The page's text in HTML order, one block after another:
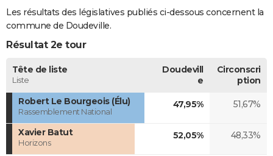
Bricolage
Lifestyle
Culture
Sport
Auto
Television
Voyage
Cinema
Les résultats des législatives publiés ci-dessous concernent la
commune de Doudeville.
Résultat 2e tour
Tête de liste
Liste
Doudevill
e
Circonscri
ption
Robert Le Bourgeois (Élu)
Rassemblement National
47,95% 51,67%
Xavier Batut
Horizons
52,05% 48,33%